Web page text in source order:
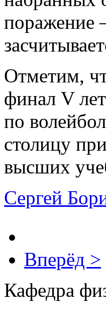
поражение
Отметим,
финал V
по
столицу
высших
Сергей
Вперёд >
Кафедра